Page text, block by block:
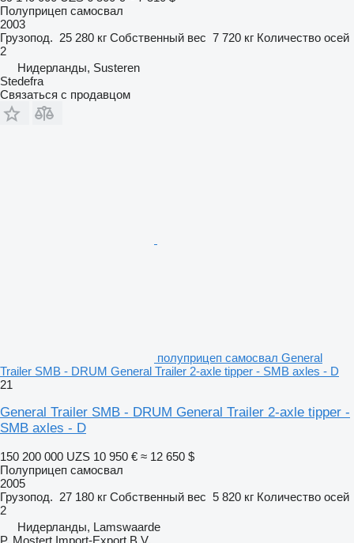
Полуприцеп самосвал
2003
Грузопод. 25 280 кг Собственный вес 7 720 кг Количество осей
2
Нидерланды, Susteren
Stedefra
Связаться с продавцом
полуприцеп самосвал General
Trailer SMB - DRUM General Trailer 2-axle tipper - SMB axles - D
21
General Trailer SMB - DRUM General Trailer 2-axle tipper -
SMB axles - D
150 200 000 UZS 10 950 € ≈ 12 650 $
Полуприцеп самосвал
2005
Грузопод. 27 180 кг Собственный вес 5 820 кг Количество осей
2
Нидерланды, Lamswaarde
P. Mostert Import-Export B.V.